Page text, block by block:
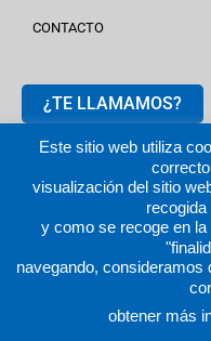
CONTACTO
¿TE LLAMAMOS?
2024 ©
Aviso legal | Política
Este sitio web utiliza
visualización del sitio
y como se recoge en
navegando, consideramos
obtener más